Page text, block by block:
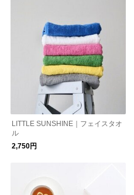
LITTLE SUNSHINE｜フェイスタオ
ル
2,750円